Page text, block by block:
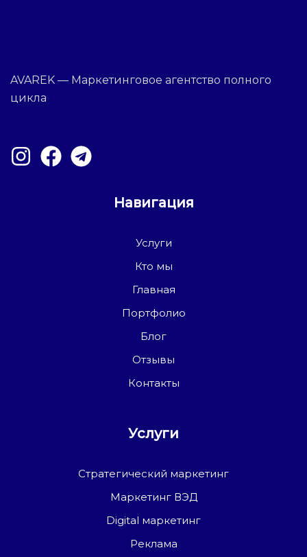
AVAREK — Маркетинговое агентство полного
цикла
Навигация
Услуги
Кто мы
Главная
Портфолио
Блог
Отзывы
Контакты
Услуги
Стратегический маркетинг
Маркетинг ВЭД
Digital маркетинг
Реклама